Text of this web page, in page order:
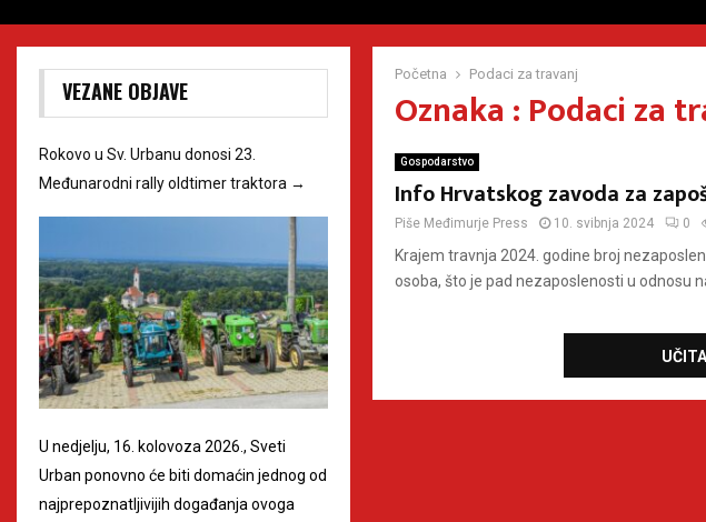
Početna Podaci za travanj
Oznaka : Podaci za
Gospodarstvo
Info Hrvatskog zavoda za
Piše Međimurje Press 10. svibnja 2024 0
Krajem travnja 2024. godine broj
osoba, što je pad nezaposlenosti u odnosu
VEZANE OBJAVE
Rokovo u Sv. Urbanu donosi 23.
Međunarodni rally oldtimer traktora →
U nedjelju, 16. kolovoza 2026., Sveti
Urban ponovno će biti domaćin jednog od
najprepoznatljivijih događanja ovoga